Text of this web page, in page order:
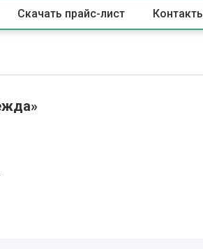
Скачать прайс-лист